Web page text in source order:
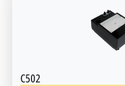
С502